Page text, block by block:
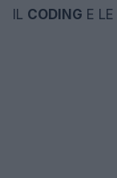
IL CODING E LE